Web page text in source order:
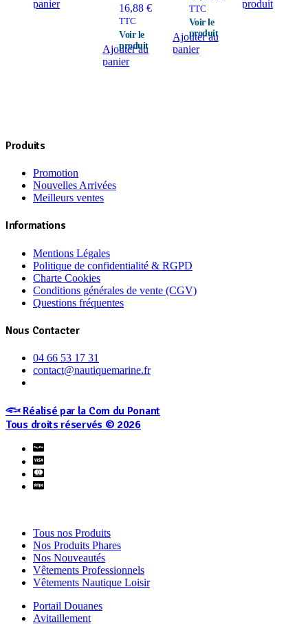
panier
16,88€
TTC
Ajouter au
panier
TTC
Ajouter au
panier
produit
Produits
Promotion
Nouvelles Arrivées
Meilleurs ventes
Informations
Mentions Légales
Politique de confidentialité & RGPD
Charte Cookies
Conditions générales de vente (CGV)
Questions fréquentes
Nous Contacter
04 66 53 17 31
contact@nautiquemarine.fr
𓆟 Réalisé par la Com du Ponant
Tous droits réservés © 2026
Tous nos Produits
Nos Produits Phares
Nos Nouveautés
Vêtements Professionnels
Vêtements Nautique Loisir
Portail Douanes
Avitaillement